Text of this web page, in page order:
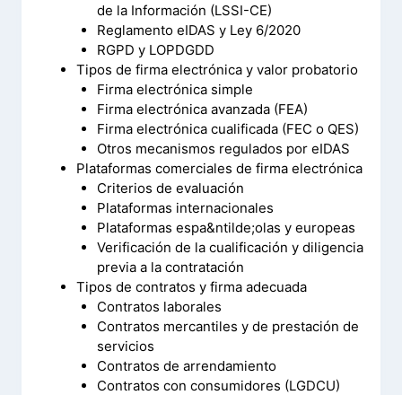
de la Información (LSSI-CE)
Reglamento eIDAS y Ley 6/2020
RGPD y LOPDGDD
Tipos de firma electrónica y valor probatorio
Firma electrónica simple
Firma electrónica avanzada (FEA)
Firma electrónica cualificada (FEC o QES)
Otros mecanismos regulados por eIDAS
Plataformas comerciales de firma electrónica
Criterios de evaluación
Plataformas internacionales
Plataformas espa&ntilde;olas y europeas
Verificación de la cualificación y diligencia
previa a la contratación
Tipos de contratos y firma adecuada
Contratos laborales
Contratos mercantiles y de prestación de
servicios
Contratos de arrendamiento
Contratos con consumidores (LGDCU)